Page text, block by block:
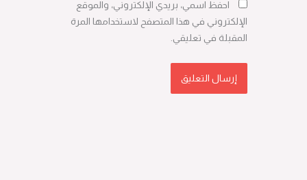
احفظ اسمي، بريدي الإلكتروني، والموقع
الإلكتروني في هذا المتصفح لاستخدامها المرة
المقبلة في تعليقي.